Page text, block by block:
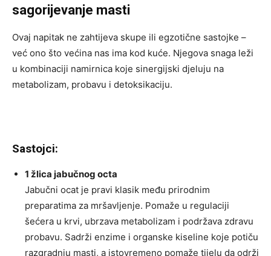
sagorijevanje masti
Ovaj napitak ne zahtijeva skupe ili egzotične sastojke –
već ono što većina nas ima kod kuće. Njegova snaga leži
u kombinaciji namirnica koje sinergijski djeluju na
metabolizam, probavu i detoksikaciju.
Sastojci:
1 žlica jabučnog octa
Jabučni ocat je pravi klasik među prirodnim
preparatima za mršavljenje. Pomaže u regulaciji
šećera u krvi, ubrzava metabolizam i podržava zdravu
probavu. Sadrži enzime i organske kiseline koje potiču
razgradnju masti, a istovremeno pomaže tijelu da održi